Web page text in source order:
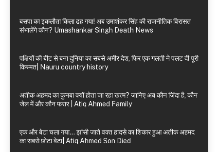
बसपा का इकलौता किला ढह गया! अब उमाशंकर सिंह की राजनीतिक विरासत
संभालेंगे कौन? Umashankar Singh Death News
पक्षियों की बीट से बना दुनिया का सबसे अमीर देश, फिर एक गलती ने पलट दी पूरी
किस्मत| Nauru country history
अतीक अहमद का कुनबा क्यों होता जा रहा खत्म? जानिए अब कौन जिंदा है, कौन
जेल में और कौन फरार | Atiq Ahmed Family
एक और बेटा चला गया… झांसी जाते वक्त हादसे का शिकार हुआ अतीक अहमद
का सबसे छोटा बेटा| Atiq Ahmed Son Died